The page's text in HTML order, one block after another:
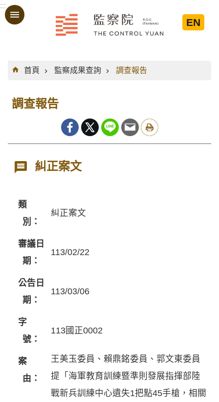
跳到主要內容區塊
:::
EN
:::
首頁
監察成果查詢 調查報告
調查報告
糾正案文
類
別：
糾正案文
審議日
期：
113/02/22
公告日
期：
113/03/06
字
號：
113國正0002
案
由：
王美玉委員、賴鼎銘委員、郭文東委員
提「海軍教育訓練暨準則發展指揮部陸
戰新兵訓練中心遺失1把點45手槍，相關